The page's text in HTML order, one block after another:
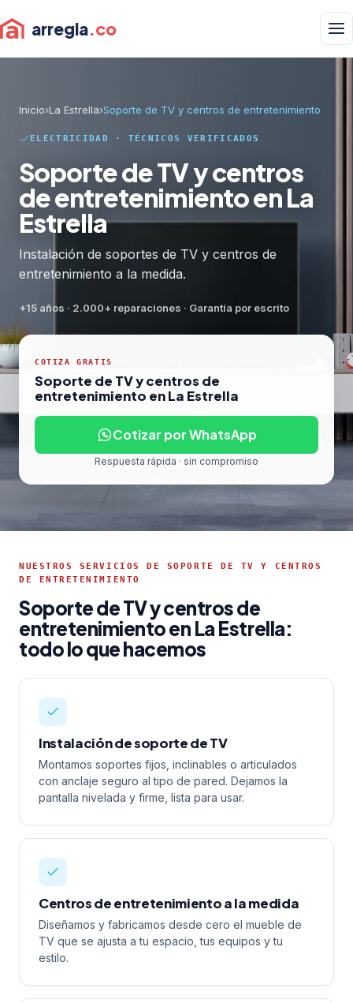
arregla.co
Inicio›La Estrella›Soporte de TV y centros de entretenimiento
ELECTRICIDAD · TÉCNICOS VERIFICADOS
Soporte de TV y centros
de entretenimiento en La
Estrella
Instalación de soportes de TV y centros de
entretenimiento a la medida.
+15 años · 2.000+ reparaciones · Garantía por escrito
COTIZA GRATIS
Soporte de TV y centros de
entretenimiento en La Estrella
Cotizar por WhatsApp
Respuesta rápida · sin compromiso
NUESTROS SERVICIOS DE SOPORTE DE TV Y CENTROS
DE ENTRETENIMIENTO
Soporte de TV y centros de
entretenimiento en La Estrella:
todo lo que hacemos
Instalación de soporte de TV
Montamos soportes fijos, inclinables o articulados
con anclaje seguro al tipo de pared. Dejamos la
pantalla nivelada y firme, lista para usar.
Centros de entretenimiento a la medida
Diseñamos y fabricamos desde cero el mueble de
TV que se ajusta a tu espacio, tus equipos y tu
estilo.